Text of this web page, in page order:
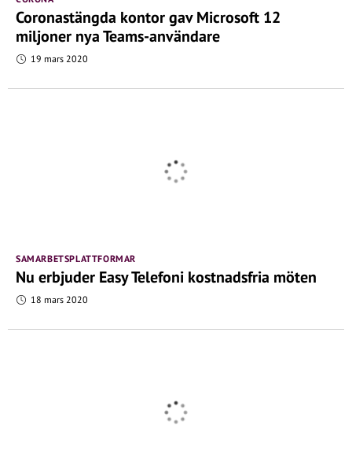
Coronastängda kontor gav Microsoft 12
miljoner nya Teams-användare
19 mars 2020
SAMARBETSPLATTFORMAR
Nu erbjuder Easy Telefoni kostnadsfria möten
18 mars 2020